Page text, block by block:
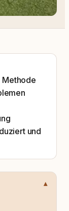
Methode
und